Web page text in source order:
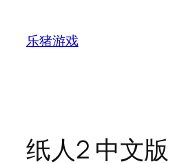
乐猪游戏
纸人2 中文